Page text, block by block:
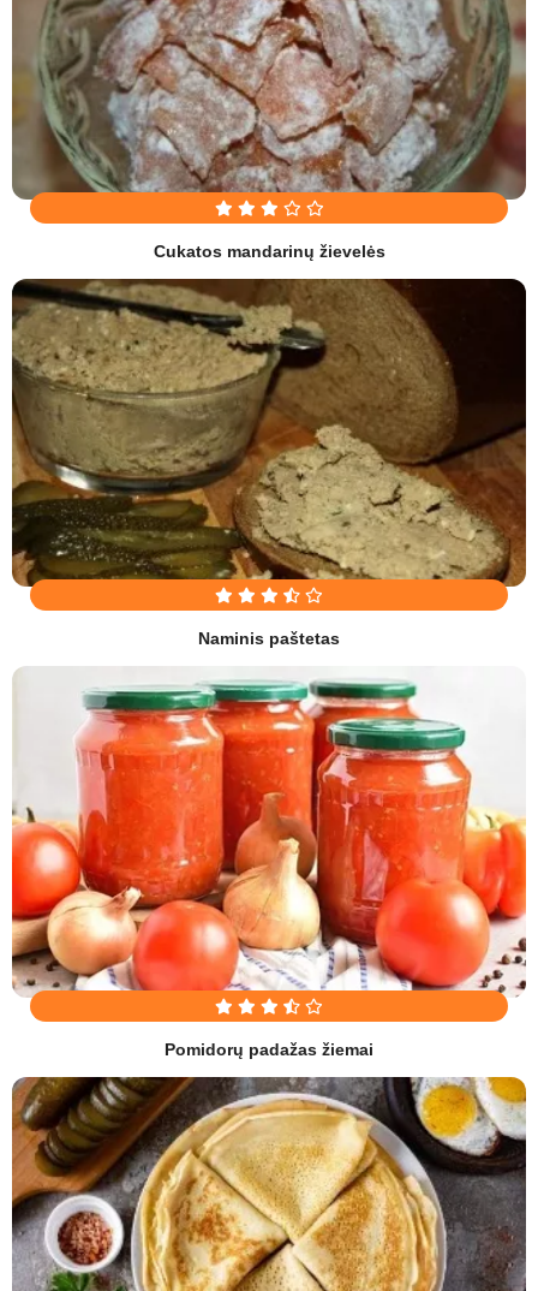
Cukatos mandarinų žievelės
Naminis paštetas
Pomidorų padažas žiemai